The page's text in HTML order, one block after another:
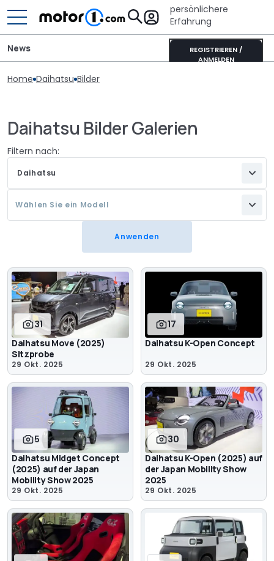
persönlichere
Erfahrung
REGISTRIEREN /
ANMELDEN
News
Home Daihatsu Bilder
Daihatsu Bilder Galerien
Filtern nach:
Daihatsu
Wählen Sie ein Modell
31
Daihatsu Move (2025)
Sitzprobe
29 Okt. 2025
17
Daihatsu K-Open Concept
29 Okt. 2025
5
Daihatsu Midget Concept
(2025) auf der Japan
Mobility Show 2025
29 Okt. 2025
30
Daihatsu K-Open (2025) auf
der Japan Mobility Show
2025
29 Okt. 2025